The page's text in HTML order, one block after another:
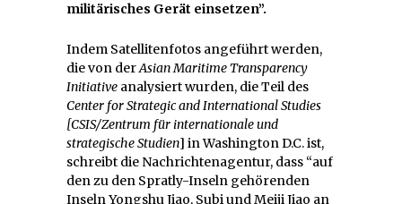
militärisches Gerät einsetzen”.
Indem Satellitenfotos angeführt werden,
die von derAsian Maritime Transparency
Initiative analysiert wurden, die Teil des
Center for Strategic and International Studies
[CSIS/Zentrum für internationale und
strategische Studien] in Washington D.C. ist,
schreibt die Nachrichtenagentur, dass “auf
den zu den Spratly-Inseln gehörenden
Inseln Yongshu Jiao, Subi und Meiji Jiao an